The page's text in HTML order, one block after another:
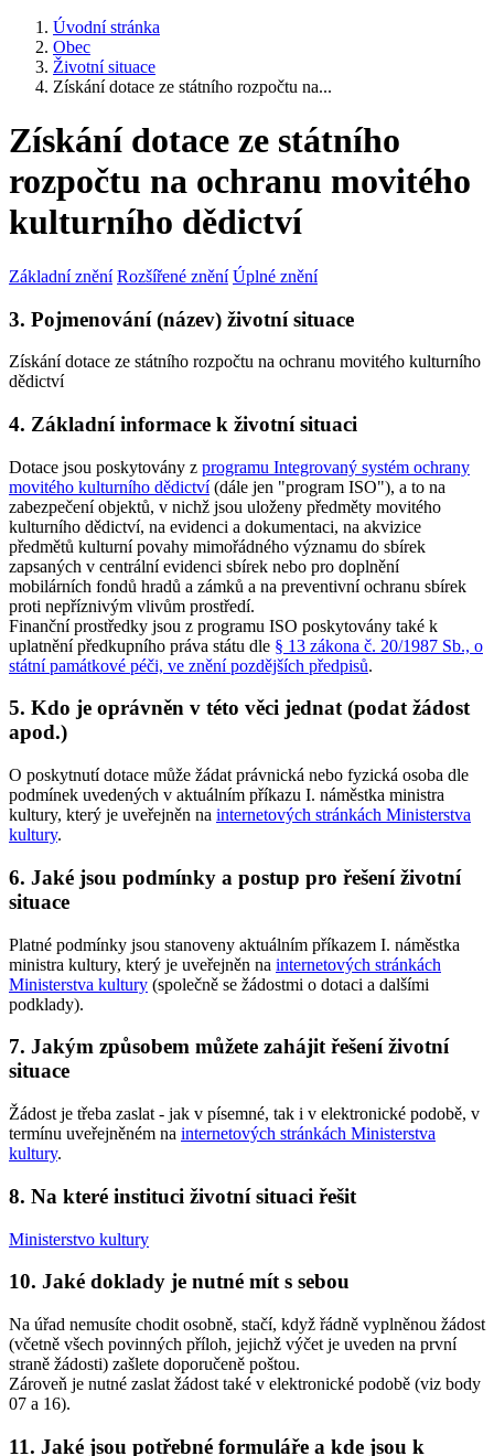
Úvodní stránka
Obec
Životní situace
Získání dotace ze státního rozpočtu na...
Získání dotace ze státního
rozpočtu na ochranu movitého
kulturního dědictví
Základní znění Rozšířené znění Úplné znění
3. Pojmenování (název) životní situace
Získání dotace ze státního rozpočtu na ochranu movitého kulturního
dědictví
4. Základní informace k životní situaci
Dotace jsou poskytovány z programu Integrovaný systém ochrany
movitého kulturního dědictví(dále jen "program ISO"), a to na
zabezpečení objektů, v nichž jsou uloženy předměty movitého
kulturního dědictví, na evidenci a dokumentaci, na akvizice
předmětů kulturní povahy mimořádného významu do sbírek
zapsaných v centrální evidenci sbírek nebo pro doplnění
mobilárních fondů hradů a zámků a na preventivní ochranu sbírek
proti nepříznivým vlivům prostředí.
Finanční prostředky jsou z programu ISO poskytovány také k
uplatnění předkupního práva státu dle § 13 zákona č. 20/1987 Sb., o
státní památkové péči, ve znění pozdějších předpisů.
5. Kdo je oprávněn v této věci jednat (podat žádost
apod.)
O poskytnutí dotace může žádat právnická nebo fyzická osoba dle
podmínek uvedených v aktuálním příkazu I. náměstka ministra
kultury, který je uveřejněn na internetových stránkách Ministerstva
kultury.
6. Jaké jsou podmínky a postup pro řešení životní
situace
Platné podmínky jsou stanoveny aktuálním příkazem I. náměstka
ministra kultury, který je uveřejněn na internetových stránkách
Ministerstva kultury (společně se žádostmi o dotaci a dalšími
podklady).
7. Jakým způsobem můžete zahájit řešení životní
situace
Žádost je třeba zaslat - jak v písemné, tak i v elektronické podobě, v
termínu uveřejněném na internetových stránkách Ministerstva
kultury.
8. Na které instituci životní situaci řešit
Ministerstvo kultury
10. Jaké doklady je nutné mít s sebou
Na úřad nemusíte chodit osobně, stačí, když řádně vyplněnou žádost
(včetně všech povinných příloh, jejichž výčet je uveden na první
straně žádosti) zašlete doporučeně poštou.
Zároveň je nutné zaslat žádost také v elektronické podobě (viz body
07 a 16).
11. Jaké jsou potřebné formuláře a kde jsou k